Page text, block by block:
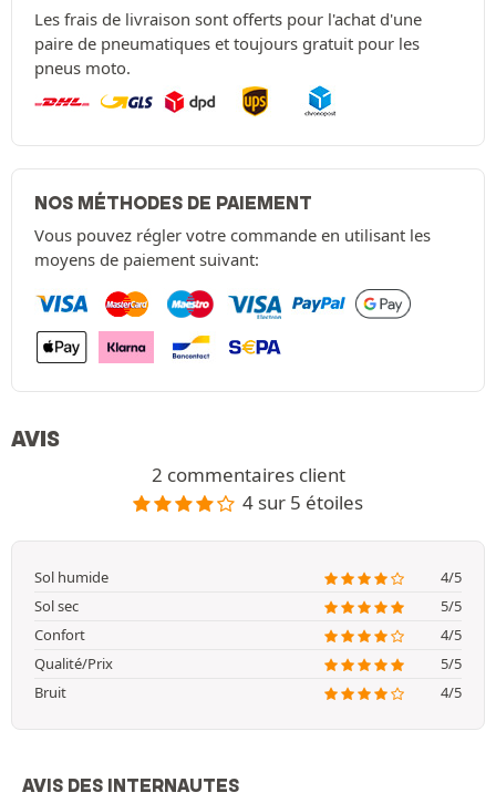
Les frais de livraison sont offerts pour l'achat d'une
paire de pneumatiques et toujours gratuit pour les
pneus moto.
NOS MÉTHODES DE PAIEMENT
Vous pouvez régler votre commande en utilisant les
moyens de paiement suivant:
AVIS
2 commentaires client
4 sur 5 étoiles
Sol humide
4/5
Sol sec
5/5
Confort
4/5
Qualité/Prix
5/5
Bruit
4/5
AVIS DES INTERNAUTES